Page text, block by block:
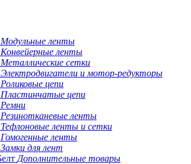
Модульные ленты
Конвейерные ленты
Металлические сетки
Электродвигатели и мотор-редукторы
Роликовые цепи
Пластинчатые цепи
Ремни
Резинотканевые ленты
Тефлоновые ленты и сетки
Гомогенные ленты
Замки для лент
Дополнительные товары